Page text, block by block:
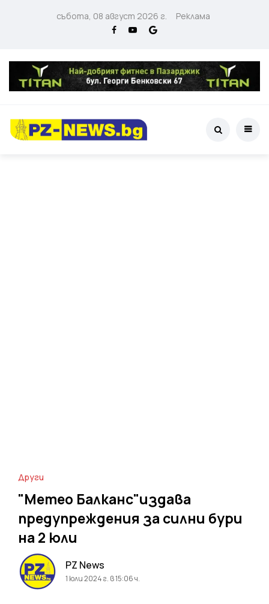
събота, 08 август 2026 г. Реклама
Други
"Метео Балканс"издава
предупреждения за силни бури
на 2 юли
PZ News
1 юли 2024 г. в 15:06 ч.